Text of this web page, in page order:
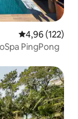
Середня
4,96 (122)
PingPong